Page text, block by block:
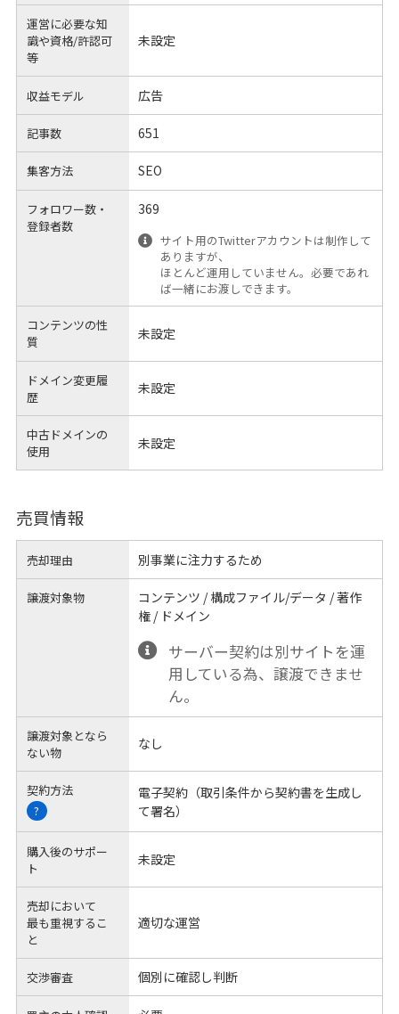
運営に必要な知
識や資格/許認可
等
未設定
収益モデル 広告
記事数 651
集客方法 SEO
フォロワー数・
登録者数
369
サイト用のTwitterアカウントは制作して
ありますが、
ほとんど運用していません。必要であれ
ば一緒にお渡しできます。
コンテンツの性
質
未設定
ドメイン変更履
歴
未設定
中古ドメインの
使用
未設定
売買情報
売却理由 別事業に注力するため
譲渡対象物
コンテンツ / 構成ファイル/データ / 著作
権 / ドメイン
サーバー契約は別サイトを運
用している為、譲渡できませ
ん。
譲渡対象となら
ない物
なし
契約方法
?
電子契約（取引条件から契約書を生成し
て署名）
購入後のサポー
ト
未設定
売却において
最も重視するこ
と
適切な運営
交渉審査 個別に確認し判断